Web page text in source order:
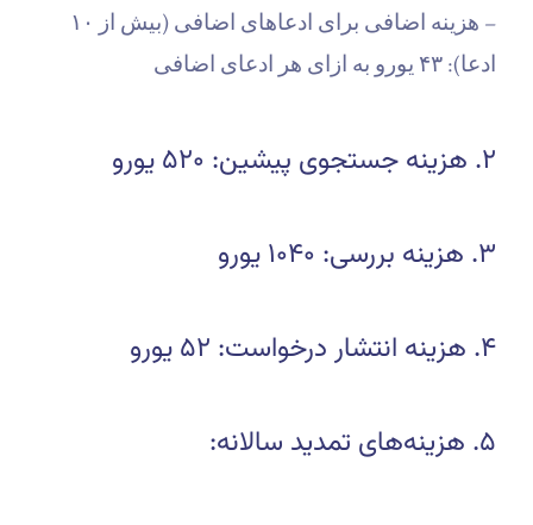
– هزینه اضافی برای ادعاهای اضافی (بیش از ۱۰
ادعا): ۴۳ یورو به ازای هر ادعای اضافی
۲. هزینه جستجوی پیشین: ۵۲۰ یورو
۳. هزینه بررسی: ۱۰۴۰ یورو
۴. هزینه انتشار درخواست: ۵۲ یورو
۵. هزینه‌های تمدید سالانه: